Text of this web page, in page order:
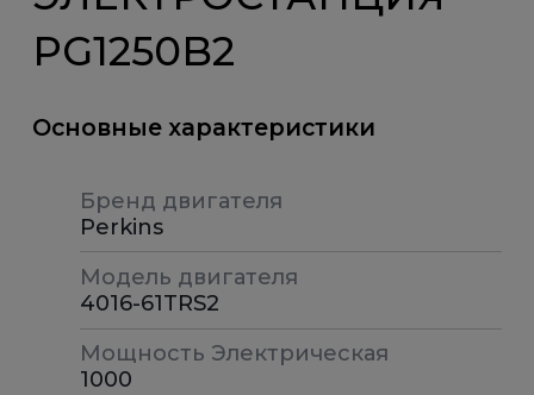
PG1250B2
Основные характеристики
Бренд двигателя
Perkins
Модель двигателя
4016-61TRS2
Мощность Электрическая
1000